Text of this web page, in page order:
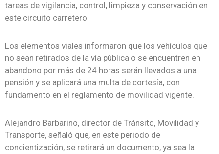
tareas de vigilancia, control, limpieza y conservación en
este circuito carretero.
Los elementos viales informaron que los vehículos que
no sean retirados de la vía pública o se encuentren en
abandono por más de 24 horas serán llevados a una
pensión y se aplicará una multa de cortesía, con
fundamento en el reglamento de movilidad vigente.
Alejandro Barbarino, director de Tránsito, Movilidad y
Transporte, señaló que, en este periodo de
concientización, se retirará un documento, ya sea la